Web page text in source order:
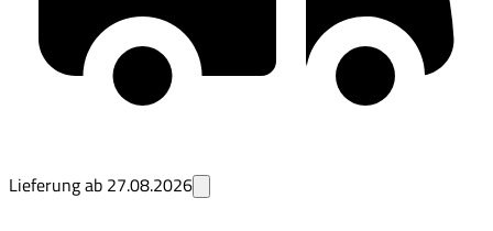
Lieferung ab 27.08.2026